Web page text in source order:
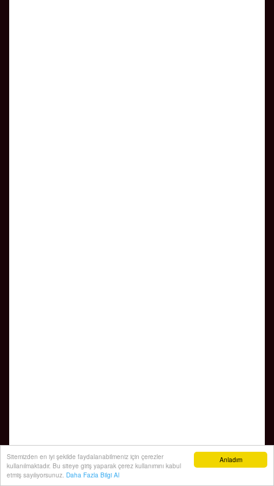
Anladım
Sitemizden en iyi şekilde faydalanabilmeniz için çerezler
kullanılmaktadır. Bu siteye giriş yaparak çerez kullanımını kabul
etmiş sayılıyorsunuz. Daha Fazla Bilgi Al